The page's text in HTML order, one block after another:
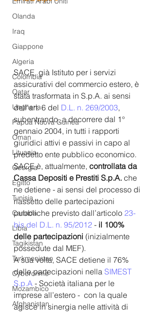
Olanda
Iraq
Giappone
Algeria
Colombia
Qatar
Ungheria
Papua Nuova Guinea
Oman
Lituania
Georgia
Egitto
Tunisia
Canada
Libia
Tagikistan
Turkmenistan
Cybercrime
Mozambico
Afghanistan
SACE, già Istituto per i servizi
assicurativi del commercio estero, è
stata trasformata in S.p.A. ai sensi
dell’art. 6 del D.L. n. 269/2003,
subentrando, a decorrere dal 1°
gennaio 2004, in tutti i rapporti
giuridici attivi e passivi in capo al
predetto ente pubblico economico.
SACE è, attualmente, controllata da
Cassa Depositi e Prestiti S.p.A. che
ne detiene - ai sensi del processo di
riassetto delle partecipazioni
pubbliche previsto dall’articolo 23-
bis del D.L. n. 95/2012 - il 100%
delle partecipazioni (inizialmente
possedute dal MEF).
A sua volta, SACE detiene il 76%
delle partecipazioni nella SIMEST
S.p.A - Società italiana per le
imprese all’estero -  con la quale
agisce in sinergia nelle attività di